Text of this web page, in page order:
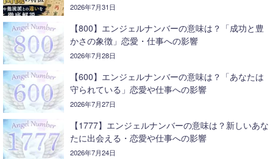
2026年7月31日
【800】エンジェルナンバーの意味は？「成功と豊
かさの象徴」恋愛・仕事への影響
2026年7月28日
【600】エンジェルナンバーの意味は？「あなたは
守られている」恋愛や仕事への影響
2026年7月27日
【1777】エンジェルナンバーの意味は？新しいあな
たに出会える・恋愛や仕事への影響
2026年7月24日